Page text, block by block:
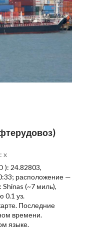
x
): 24.82803,
расположение —
(~7 миль),
0.1 уз.
Последние
времени.
языке.